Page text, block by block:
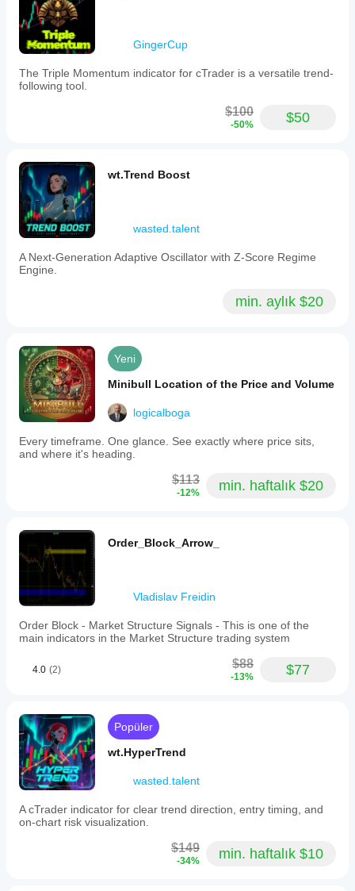
GingerCup
The Triple Momentum indicator for cTrader is a versatile trend-
following tool.
$100
-50% $50
wt.Trend Boost
wasted.talent
A Next-Generation Adaptive Oscillator with Z-Score Regime
Engine.
min. aylık $20
Yeni
Minibull Location of the Price and Volume
logicalboga
Every timeframe. One glance. See exactly where price sits,
and where it's heading.
$113
-12% min. haftalık $20
Order_Block_Arrow_
Vladislav Freidin
Order Block - Market Structure Signals - This is one of the
main indicators in the Market Structure trading system
4.0 (2) $88
-13% $77
Popüler
wt.HyperTrend
wasted.talent
A cTrader indicator for clear trend direction, entry timing, and
on-chart risk visualization.
$149
-34% min. haftalık $10